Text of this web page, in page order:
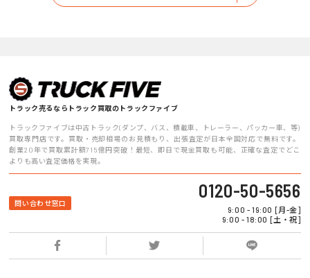
トラック売るならトラック買取のトラックファイブ
トラックファイブは中古トラック(ダンプ、バス、積載車、トレーラー、パッカー車、等)
買取専門店です。買取・売却相場のお見積もり、出張査定が日本全国対応で無料です。
創業20年で買取累計額715億円突破！最短、即日で現金買取も可能、正確な査定でどこ
よりも高い査定価格を実現。
問い合わせ窓口
0120-50-5656
9:00 - 19:00 [月-金]
9:00 - 18:00 [土・祝]